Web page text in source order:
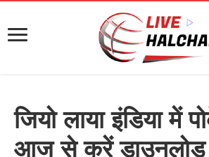
जियो लाया इंडिया में
आज से करें डाउनलोड